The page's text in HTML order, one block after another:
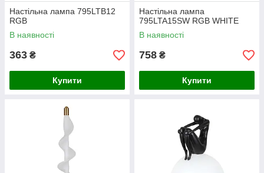
Настільна лампа 795LTB12
RGB
В наявності
363 ₴
Купити
Настільна лампа
795LTA15SW RGB WHITE
В наявності
758 ₴
Купити